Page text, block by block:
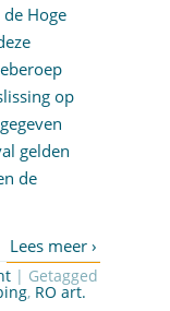
Hoge
op
gelden
de
| Getagged
, RO art.